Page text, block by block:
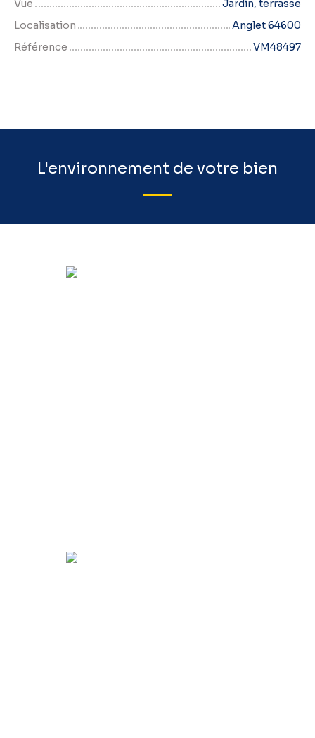
Vue
Jardin, terrasse
Localisation
Anglet 64600
Référence
VM48497
L'environnement de votre bien